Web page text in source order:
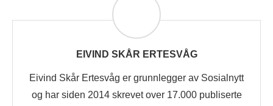
EIVIND SKÅR ERTESVÅG
Eivind Skår Ertesvåg er grunnlegger av Sosialnytt
og har siden 2014 skrevet over 17.000 publiserte